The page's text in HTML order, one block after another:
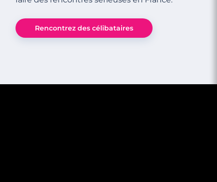
Rencontrez des célibataires